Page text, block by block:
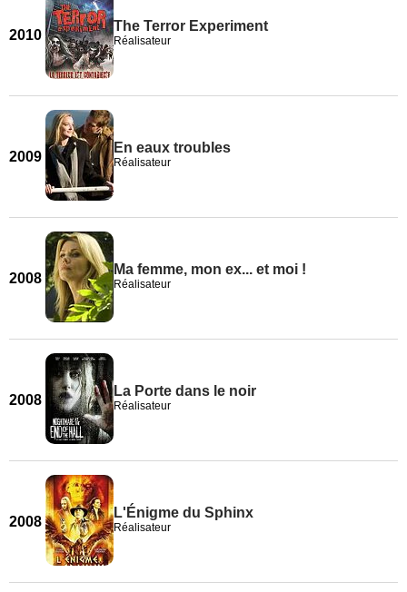
2010
The Terror Experiment
Réalisateur
2009
En eaux troubles
Réalisateur
2008
Ma femme, mon ex... et moi !
Réalisateur
2008
La Porte dans le noir
Réalisateur
2008
L'Énigme du Sphinx
Réalisateur